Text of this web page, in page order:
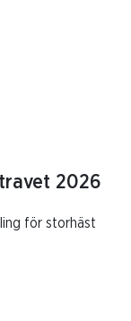
2026
för storhäst